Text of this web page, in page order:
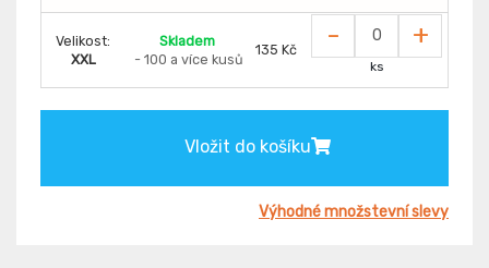
Velikost:
XXL
Skladem
- 100 a více kusů
135 Kč - +
ks
Vložit do košíku
Výhodné množstevní slevy